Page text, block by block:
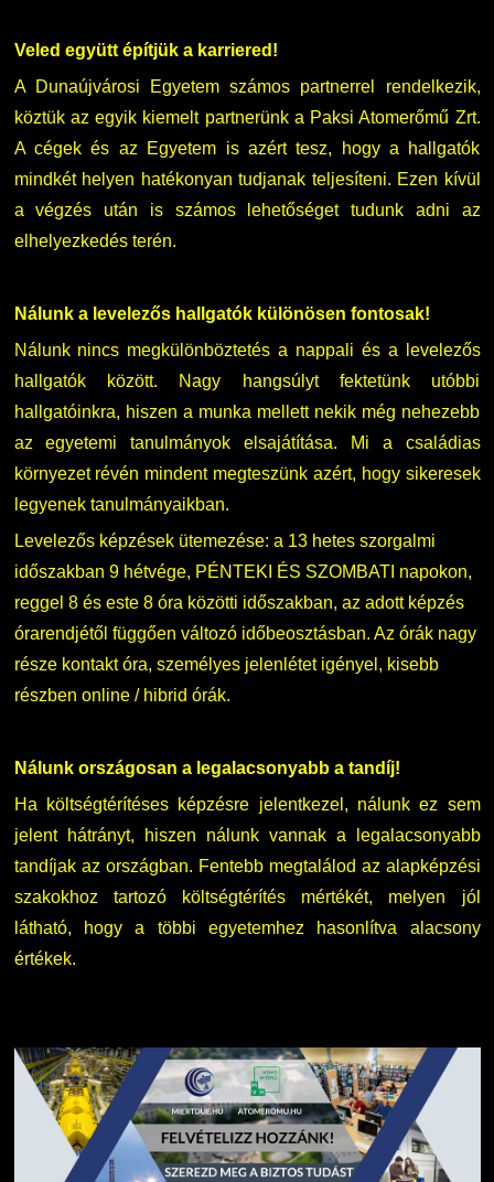
Veled együtt építjük a karriered!
A Dunaújvárosi Egyetem számos partnerrel rendelkezik,
köztük az egyik kiemelt partnerünk a Paksi Atomerőmű Zrt.
A cégek és az Egyetem is azért tesz, hogy a hallgatók
mindkét helyen hatékonyan tudjanak teljesíteni. Ezen kívül
a végzés után is számos lehetőséget tudunk adni az
elhelyezkedés terén.
Nálunk a levelezős hallgatók különösen fontosak!
Nálunk nincs megkülönböztetés a nappali és a levelezős
hallgatók között. Nagy hangsúlyt fektetünk utóbbi
hallgatóinkra, hiszen a munka mellett nekik még nehezebb
az egyetemi tanulmányok elsajátítása. Mi a családias
környezet révén mindent megteszünk azért, hogy sikeresek
legyenek tanulmányaikban.
Levelezős képzések ütemezése: a 13 hetes szorgalmi
időszakban 9 hétvége, PÉNTEKI ÉS SZOMBATI napokon,
reggel 8 és este 8 óra közötti időszakban, az adott képzés
órarendjétől függően változó időbeosztásban. Az órák nagy
része kontakt óra, személyes jelenlétet igényel, kisebb
részben online / hibrid órák.
Nálunk országosan a legalacsonyabb a tandíj!
Ha költségtérítéses képzésre jelentkezel, nálunk ez sem
jelent hátrányt, hiszen nálunk vannak a legalacsonyabb
tandíjak az országban. Fentebb megtalálod az alapképzési
szakokhoz tartozó költségtérítés mértékét, melyen jól
látható, hogy a többi egyetemhez hasonlítva alacsony
értékek.